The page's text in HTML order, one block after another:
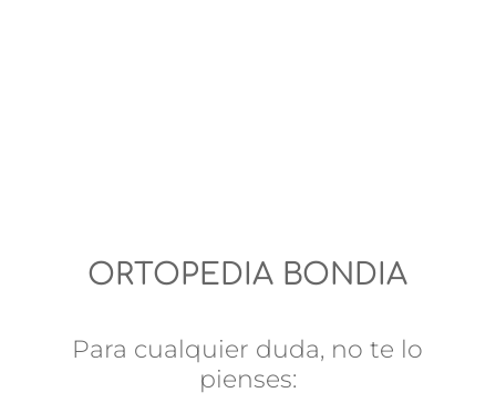
ORTOPEDIA BONDIA
Para cualquier duda, no te lo
pienses: